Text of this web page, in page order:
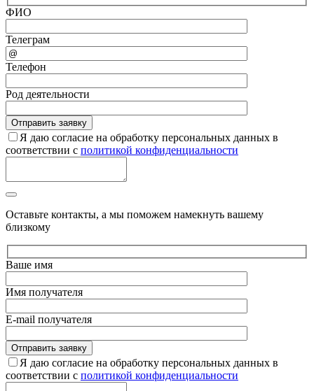
ФИО
Телеграм
Телефон
Род деятельности
Я даю согласие на обработку персональных данных в
соответствии с политикой конфиденциальности
Оставьте контакты, а мы поможем намекнуть вашему
близкому
Ваше имя
Имя получателя
E-mail получателя
Я даю согласие на обработку персональных данных в
соответствии с политикой конфиденциальности